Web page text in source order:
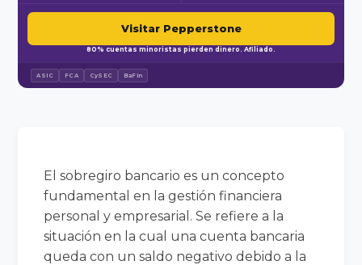
Visitar Pepperstone
80% cuentas minoristas pierden dinero. Afiliado.
ASIC FCA CySEC BaFin
El sobregiro bancario es un concepto
fundamental en la gestión financiera
personal y empresarial. Se refiere a la
situación en la cual una cuenta bancaria
queda con un saldo negativo debido a la